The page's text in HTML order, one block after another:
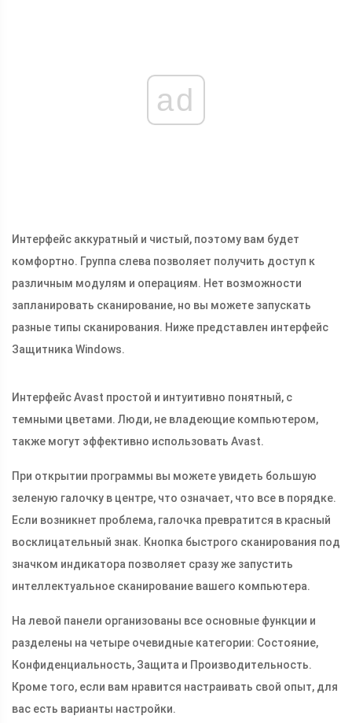
ad
Интерфейс аккуратный и чистый, поэтому вам будет
комфортно. Группа слева позволяет получить доступ к
различным модулям и операциям. Нет возможности
запланировать сканирование, но вы можете запускать
разные типы сканирования. Ниже представлен интерфейс
Защитника Windows.
Интерфейс Avast простой и интуитивно понятный, с
темными цветами. Люди, не владеющие компьютером,
также могут эффективно использовать Avast.
При открытии программы вы можете увидеть большую
зеленую галочку в центре, что означает, что все в порядке.
Если возникнет проблема, галочка превратится в красный
восклицательный знак. Кнопка быстрого сканирования под
значком индикатора позволяет сразу же запустить
интеллектуальное сканирование вашего компьютера.
На левой панели организованы все основные функции и
разделены на четыре очевидные категории: Состояние,
Конфиденциальность, Защита и Производительность.
Кроме того, если вам нравится настраивать свой опыт, для
вас есть варианты настройки.